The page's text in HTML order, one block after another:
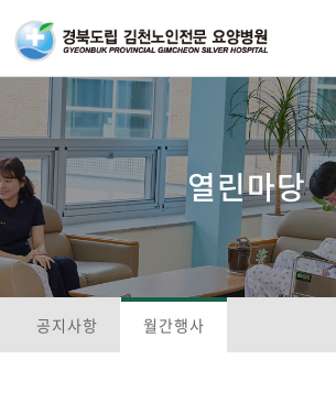
열린마당
공지사항 월간행사